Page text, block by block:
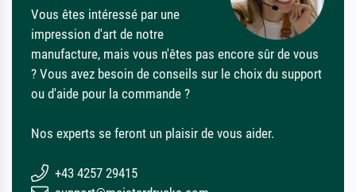
Vous êtes intéressé par une
impression d'art de notre
manufacture, mais vous n'êtes pas encore sûr de vous
? Vous avez besoin de conseils sur le choix du support
ou d'aide pour la commande ?
Nos experts se feront un plaisir de vous aider.
+43 4257 29415